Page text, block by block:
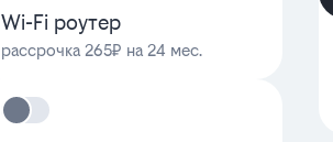
Wi-Fi роутер
рассрочка 265₽ на 24 мес.